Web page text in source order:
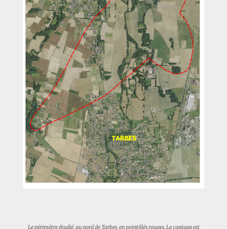
Le périmètre étudié, au nord de Tarbes, en pointillés rouges. Le captage est